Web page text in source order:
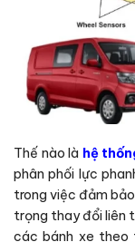
Thế nào là hệ
phân phối lực
trong việc đảm
trọng thay đổi liên
các bánh xe theo